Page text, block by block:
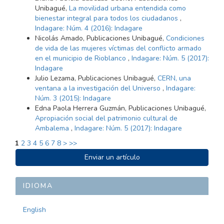
Unibagué, La movilidad urbana entendida como
bienestar integral para todos los ciudadanos ,
Indagare: Núm. 4 (2016): Indagare
Nicolás Amado, Publicaciones Unibagué, Condiciones
de vida de las mujeres víctimas del conflicto armado
en el municipio de Rioblanco , Indagare: Núm. 5 (2017):
Indagare
Julio Lezama, Publicaciones Unibagué, CERN, una
ventana a la investigación del Universo , Indagare:
Núm. 3 (2015): Indagare
Edna Paola Herrera Guzmán, Publicaciones Unibagué,
Apropiación social del patrimonio cultural de
Ambalema , Indagare: Núm. 5 (2017): Indagare
1 2 3 4 5 6 7 8 > >>
ENVIAR
UN
ARTÍCULO
Enviar un artículo
IDIOMA
English